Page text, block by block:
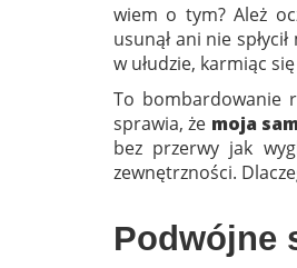
wiem o tym? Ależ
usunął ani nie
w ułudzie, karmiąc
To bombardowanie
sprawia, że moja
bez przerwy jak
zewnętrzności.
Podwójne